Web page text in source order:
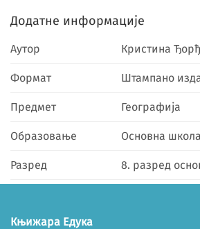
Додатне информације
Аутор Кристина
Формат Штампано
Предмет Географија
Образовање Основна школа
Разред 8. разред
Књижара Едука